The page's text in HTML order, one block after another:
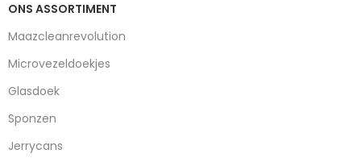
ONS ASSORTIMENT
Maazcleanrevolution
Microvezeldoekjes
Glasdoek
Sponzen
Jerrycans